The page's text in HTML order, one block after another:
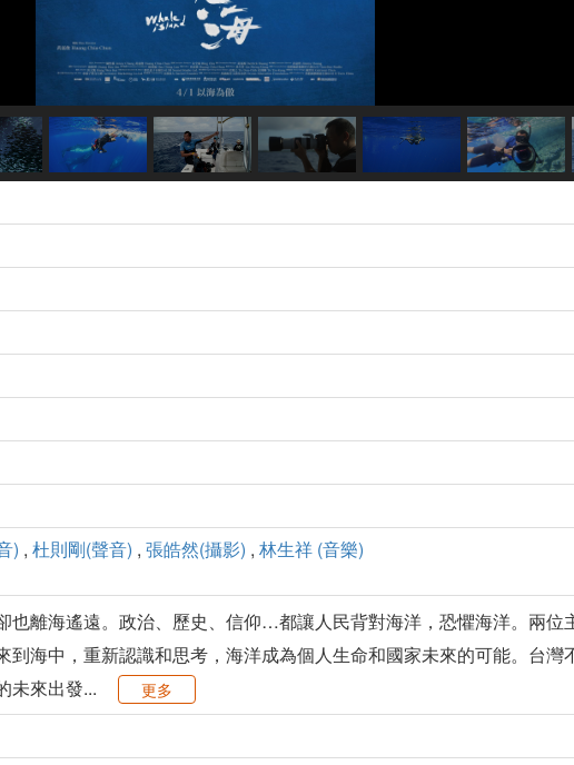
) , 杜則剛(聲音) , 張皓然(攝影) , 林生祥 (音樂)
也離海遙遠。政治、歷史、信仰…都讓人民背對海洋，恐懼海洋。兩位
到海中，重新認識和思考，海洋成為個人生命和國家未來的可能。台
未來出發...
更多